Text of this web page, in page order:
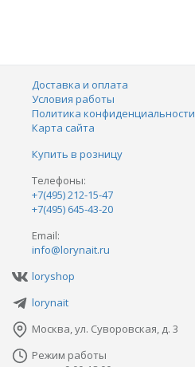
Доставка и оплата
Условия работы
Политика конфиденциальности
Карта сайта
Купить в розницу
Телефоны:
+7(495) 212-15-47
+7(495) 645-43-20
Email:
info@lorynait.ru
loryshop
lorynait
Москва, ул. Суворовская, д. 3
Режим работы